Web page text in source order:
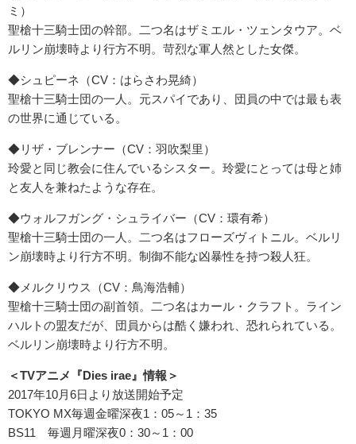
ミ）
聖槍十三騎士団の幹部。二つ名はザミエル・ツェンタウア。ベ
ルリン崩壊時より行方不明。苛烈な軍人然とした女傑。
◆シュピーネ（CV：はらさわ晃綺）
聖槍十三騎士団の一人。元スパイであり、団員の中では最も表
の世界に通じている。
◆リザ・ブレンナー（CV：羽吹梨里）
玲愛と同じ教会に住んでいるシスター。玲愛にとっては母と姉
と友人を兼ねたような存在。
◆ウォルフガング・シュライバー（CV：環有希）
聖槍十三騎士団の一人。二つ名はフローズヴィトニル。ベルリ
ン崩壊時より行方不明。制御不能な凶暴性を持つ殺人狂。
◆メルクリウス（CV：鳥海浩輔）
聖槍十三騎士団の副首領。二つ名はカール・クラフト。ライン
ハルトの盟友だが、団員からは酷く嫌われ、恐れられている。
ベルリン崩壊時より行方不明。
＜TVアニメ『Dies irae 』情報＞
2017年10月6日より放送開始予定
TOKYO MX毎週金曜深夜1：05～1：35
BS11 毎週月曜深夜0：30～1：00